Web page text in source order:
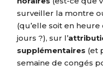
surveiller la montre
(qu’elle soit en
jours ?), sur l’
supplémentaires (et
semaine de congés